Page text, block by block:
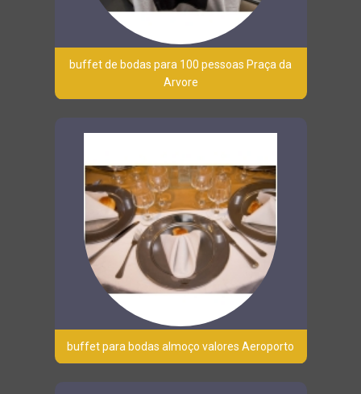
buffet de bodas para 100 pessoas Praça da
Arvore
buffet para bodas almoço valores Aeroporto